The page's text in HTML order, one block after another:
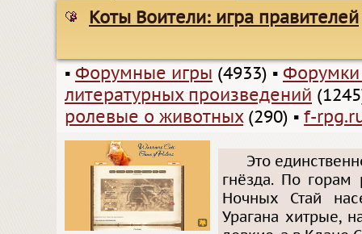
Коты Воители: игра правителей
▪ Форумные игры (4933) ▪
литературных произведений
ролевые о животных(290) ▪ f-
Это
гнёзда. По горам
Ночных Стай
Урагана хитрые,